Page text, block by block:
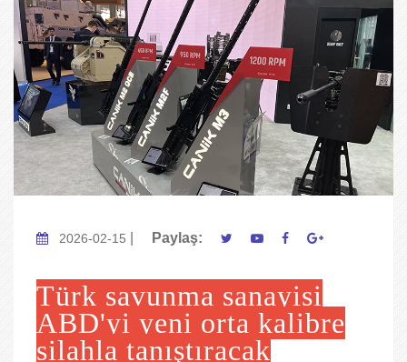
2026-02-15 Paylaş:
Türk savunma sanayisi
ABD'yi yeni orta kalibre
silahla tanıştıracak